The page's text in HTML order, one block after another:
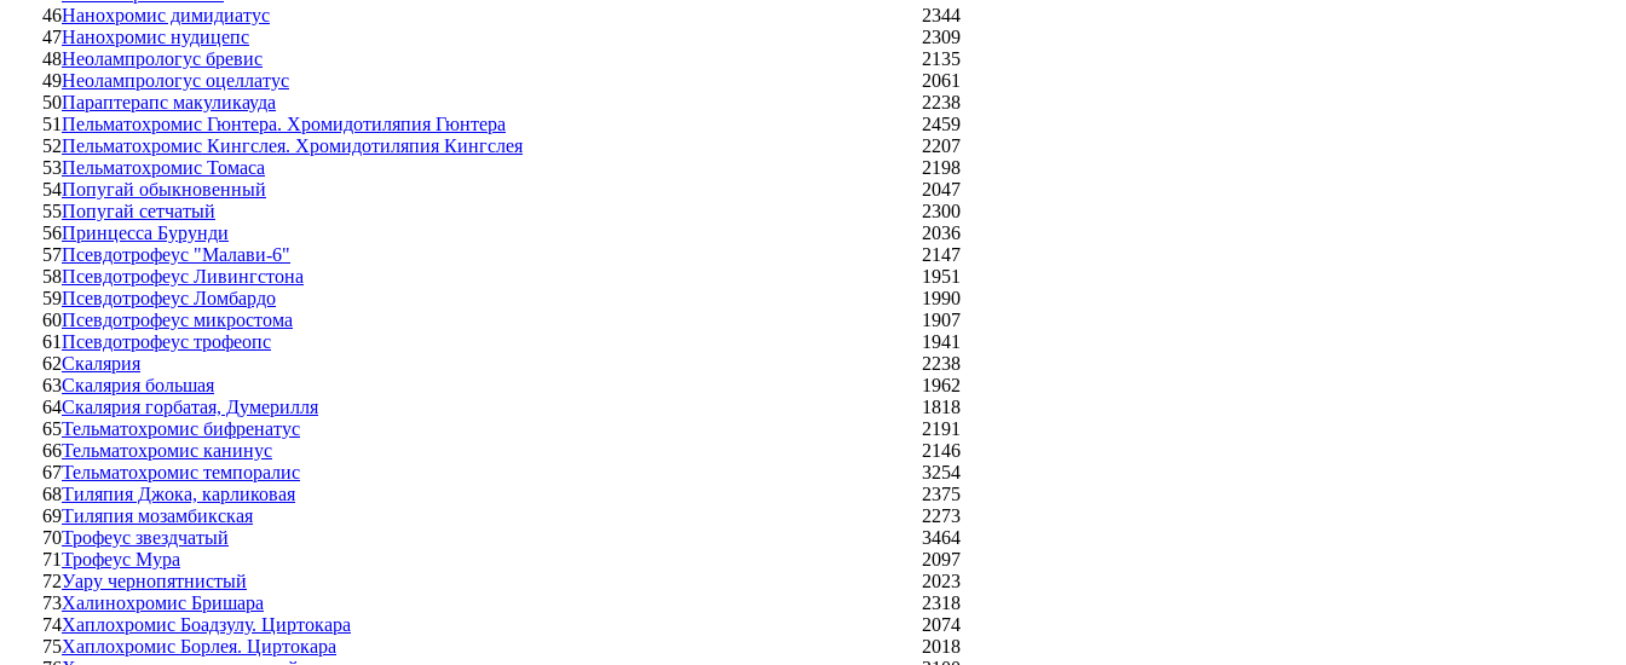
46Нанохромис димидиатус
2344
47Нанохромис нудицепс
2309
48Неолампрологус бревис
2135
49Неолампрологус оцеллатус
2061
50Параптерапс макуликауда
2238
51Пельматохромис Гюнтера. Хромидотиляпия Гюнтера
2459
52Пельматохромис Кингслея. Хромидотиляпия Кингслея
2207
53Пельматохромис Томаса
2198
54Попугай обыкновенный
2047
55Попугай сетчатый
2300
56Принцесса Бурунди
2036
57Псевдотрофеус "Малави-6"
2147
58Псевдотрофеус Ливингстона
1951
59Псевдотрофеус Ломбардо
1990
60Псевдотрофеус микростома
1907
61Псевдотрофеус трофеопс
1941
62Скалярия
2238
63Скалярия большая
1962
64Скалярия горбатая, Думерилля
1818
65Тельматохромис бифренатус
2191
66Тельматохромис канинус
2146
67Тельматохромис темпоралис
3254
68Тиляпия Джока, карликовая
2375
69Тиляпия мозамбикская
2273
70Трофеус звездчатый
3464
71Трофеус Мура
2097
72Уару чернопятнистый
2023
73Халинохромис Бришара
2318
74Хаплохромис Боадзулу. Циртокара
2074
75Хаплохромис Борлея. Циртокара
2018